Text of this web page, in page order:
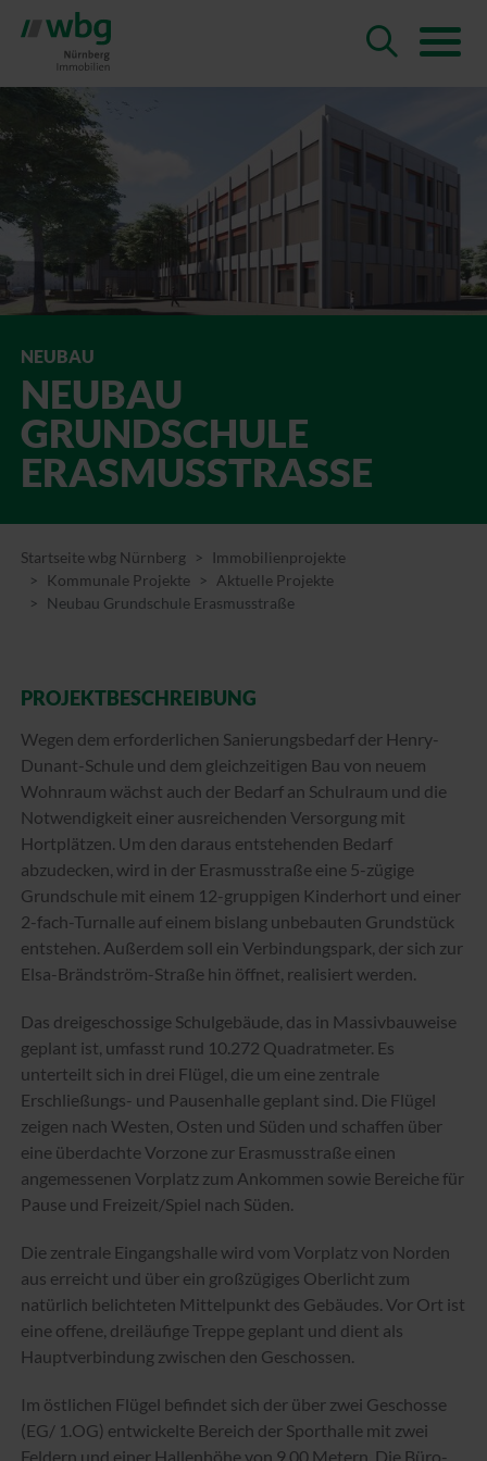
Startseite wbg Nürnberg
Immobilienprojekte
Kommunale Projekte
Aktuelle Projekte
Neubau Grundschule Erasmusstraße
NEUBAU
NEUBAU
GRUNDSCHULE
ERASMUSSTRASSE
PROJEKTBESCHREIBUNG
Wegen dem erforderlichen Sanierungsbedarf der Henry-
Dunant-Schule und dem gleichzeitigen Bau von neuem
Wohnraum wächst auch der Bedarf an Schulraum und die
Notwendigkeit einer ausreichenden Versorgung mit
Hortplätzen. Um den daraus entstehenden Bedarf
abzudecken, wird in der Erasmusstraße eine 5-zügige
Grundschule mit einem 12-gruppigen Kinderhort und einer
2-fach-Turnalle auf einem bislang unbebauten Grundstück
entstehen. Außerdem soll ein Verbindungspark, der sich zur
Elsa-Brändström-Straße hin öffnet, realisiert werden.
Das dreigeschossige Schulgebäude, das in Massivbauweise
geplant ist, umfasst rund 10.272 Quadratmeter. Es
unterteilt sich in drei Flügel, die um eine zentrale
Erschließungs- und Pausenhalle geplant sind. Die Flügel
zeigen nach Westen, Osten und Süden und schaffen über
eine überdachte Vorzone zur Erasmusstraße einen
angemessenen Vorplatz zum Ankommen sowie Bereiche für
Pause und Freizeit/Spiel nach Süden.
Die zentrale Eingangshalle wird vom Vorplatz von Norden
aus erreicht und über ein großzügiges Oberlicht zum
natürlich belichteten Mittelpunkt des Gebäudes. Vor Ort ist
eine offene, dreiläufige Treppe geplant und dient als
Hauptverbindung zwischen den Geschossen.
Im östlichen Flügel befindet sich der über zwei Geschosse
(EG/ 1.OG) entwickelte Bereich der Sporthalle mit zwei
Feldern und einer Hallenhöhe von 9,00 Metern. Die Büro-